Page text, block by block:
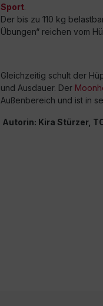
Sport.
Der bis zu 110 kg
Übungen“ reichen vom
Gleichzeitig schult der
und Ausdauer. Der
Außenbereich und ist in
Autorin: Kira Stürzer,